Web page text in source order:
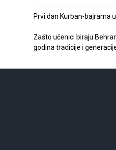
Prvi dan Kurban-bajrama
Zašto učenici biraju
godina tradicije i